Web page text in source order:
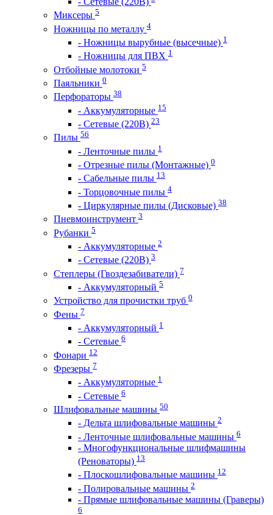
Миксеры 5
Ножницы по металлу 4
- Ножницы вырубные (высечные) 1
- Ножницы для ПВХ 1
Отбойные молотоки 5
Паяльники 0
Перфораторы 38
- Аккумуляторные 15
- Сетевые (220В) 23
Пилы 56
- Ленточные пилы 1
- Отрезные пилы (Монтажные) 0
- Сабельные пилы 13
- Торцовочные пилы 4
- Циркулярные пилы (Дисковые) 38
Пневмоинструмент 3
Рубанки 5
- Аккумуляторные 2
- Сетевые (220В) 3
Степлеры (Гвоздезабиватели) 7
- Аккумуляторный 5
Устройство для прочистки труб 0
Фены 7
- Аккумуляторный 1
- Сетевые 6
Фонари 12
Фрезеры 7
- Аккумуляторные 1
- Сетевые 6
Шлифовальные машины 50
- Дельта шлифовальные машины 2
- Ленточные шлифовальные машины 6
- Многофункциональные шлифмашины
(Реноваторы) 13
- Плоскошлифовальные машины 12
- Полировальные машины 2
- Прямые шлифовальные машины (Граверы)
6